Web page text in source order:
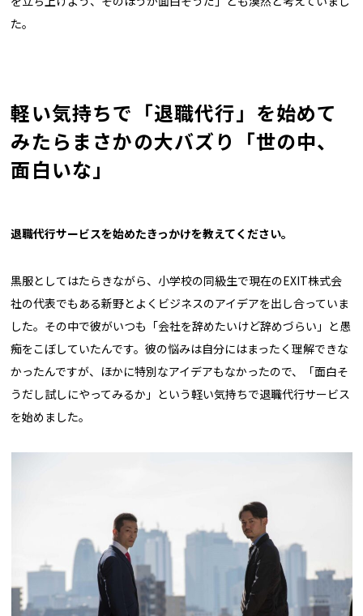
た。
軽い気持ちで「退職代行」を始めて
みたらまさかの大バズり「世の中、
面白いな」
――退職代行サービスを始めたきっかけを教えてください。
黒服としてはたらきながら、小学校の同級生で現在のEXIT株式会
社の代表でもある新野とよくビジネスのアイデアを出し合っていま
した。その中で彼がいつも「会社を辞めたいけど辞めづらい」と愚
痴をこぼしていたんです。彼の悩みは自分にはまったく理解できな
かったんですが、ほかに特別なアイデアもなかったので、「面白そ
うだし試しにやってみるか」という軽い気持ちで退職代行サービス
を始めました。